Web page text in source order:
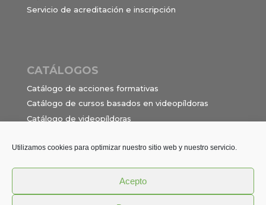
Utilizamos cookies para optimizar nuestro sitio web y nuestro servicio.
Acepto
Servicio de acreditación e inscripción
CATÁLOGOS
Catálogo de acciones formativas
Catálogo de cursos basados en videopíldoras
Catálogo de videopíldoras
formación en alternancia
Política de privacidad Términos y Condiciones